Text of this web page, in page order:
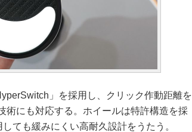
」を採用し、クリック作動距離を
術にも対応する。ホイールは特許構造を採
ても緩みにくい高耐久設計をうたう。